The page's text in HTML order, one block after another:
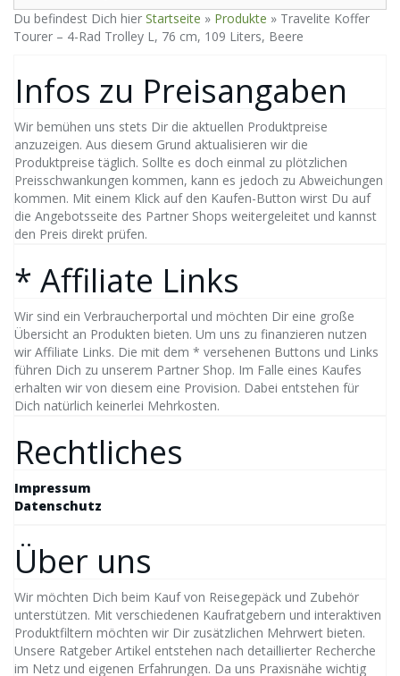
Du befindest Dich hier Startseite » Produkte » Travelite Koffer
Tourer – 4-Rad Trolley L, 76 cm, 109 Liters, Beere
Infos zu Preisangaben
Wir bemühen uns stets Dir die aktuellen Produktpreise
anzuzeigen. Aus diesem Grund aktualisieren wir die
Produktpreise täglich. Sollte es doch einmal zu plötzlichen
Preisschwankungen kommen, kann es jedoch zu Abweichungen
kommen. Mit einem Klick auf den Kaufen-Button wirst Du auf
die Angebotsseite des Partner Shops weitergeleitet und kannst
den Preis direkt prüfen.
* Affiliate Links
Wir sind ein Verbraucherportal und möchten Dir eine große
Übersicht an Produkten bieten. Um uns zu finanzieren nutzen
wir Affiliate Links. Die mit dem * versehenen Buttons und Links
führen Dich zu unserem Partner Shop. Im Falle eines Kaufes
erhalten wir von diesem eine Provision. Dabei entstehen für
Dich natürlich keinerlei Mehrkosten.
Rechtliches
Impressum
Datenschutz
Über uns
Wir möchten Dich beim Kauf von Reisegepäck und Zubehör
unterstützen. Mit verschiedenen Kaufratgebern und interaktiven
Produktfiltern möchten wir Dir zusätzlichen Mehrwert bieten.
Unsere Ratgeber Artikel entstehen nach detaillierter Recherche
im Netz und eigenen Erfahrungen. Da uns Praxisnähe wichtig